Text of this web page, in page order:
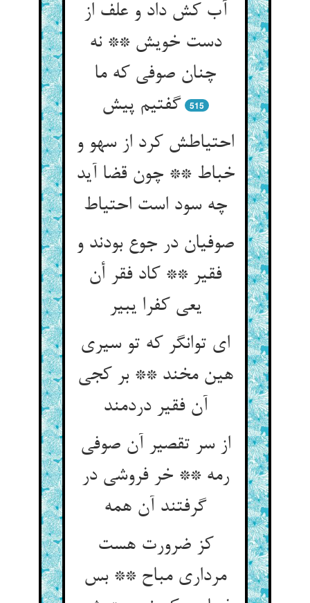
آب کش داد و علف از
دست خویش ** نه
چنان صوفی که ما
گفتیم پیش‏
515
احتیاطش کرد از سهو و
خباط ** چون قضا آید
چه سود است احتیاط
صوفیان در جوع بودند و
فقیر ** کاد فقر أن
یعی کفرا یبیر
ای توانگر که تو سیری
هین مخند ** بر کجی
آن فقیر دردمند
از سر تقصیر آن صوفی
رمه ** خر فروشی در
گرفتند آن همه‏
کز ضرورت هست
مرداری مباح ** بس